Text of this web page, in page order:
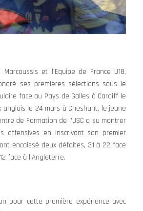
et l’Equipe de France U18,
ses premières sélections sous le
face au Pays de Galles à Cardiff le
anglais le 24 mars à Cheshunt, le jeune
de Formation de l’USC a su montrer
offensives en inscrivant son premier
encaissé deux défaites, 31 à 22 face
face à l’Angleterre.
pour cette première expérience avec